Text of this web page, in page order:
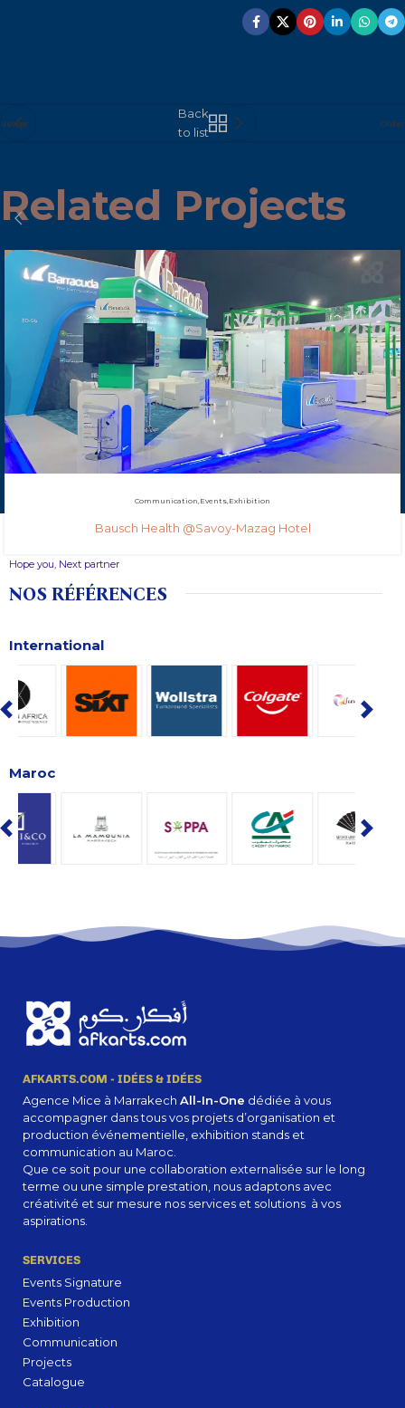
Newer
Back
to list
Older
Related Projects
Communication Events Exhibition
Bausch Health @Savoy-Mazag Hotel
Hope you, Next partner
NOS RÉFÉRENCES
International
Maroc
AFKARTS.COM - IDÉES & IDÉES
Agence Mice à Marrakech All-In-One dédiée à vous
accompagner dans tous vos projets d’organisation et
production événementielle, exhibition stands et
communication au Maroc.
Que ce soit pour une collaboration externalisée sur le long
terme ou une simple prestation, nous adaptons avec
créativité et sur mesure nos services et solutions à vos
aspirations.
SERVICES
Events Signature
Events Production
Exhibition
Communication
Projects
Catalogue